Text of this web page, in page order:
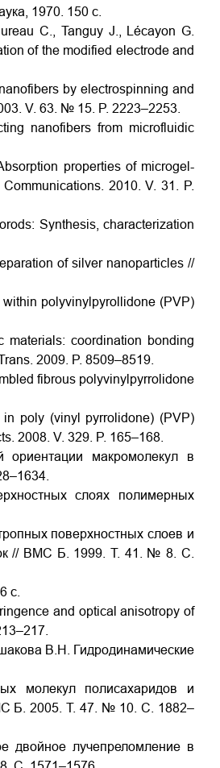
1970. 150 с.
C., Tanguy J., Lécayon G.
of the modified electrode and
by electrospinning and
V. 63. № 15. P. 2223–2253.
nanofibers from microfluidic
properties of microgel-
2010. V. 31. P.
Synthesis, characterization
of silver nanoparticles //
polyvinylpyrollidone (PVP)
coordination bonding
2009. P. 8509–8519.
fibrous polyvinylpyrrolidone
poly (vinyl pyrrolidone) (PVP)
2008. V. 329. P. 165–168.
макромолекул в
слоях полимерных
поверхностных слоев и
// ВМС Б. 1999. Т. 41. № 8. C.
с.
and optical anisotropy of
В.Н. Гидродинамические
молекул полисахаридов и
Б. 2005. Т. 47. № 10. С. 1882–
лучепреломление в